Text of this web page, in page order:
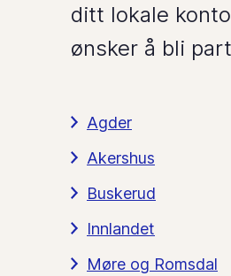
ditt lokale
ønsker å bli
Agder
Akershus
Buskerud
Innlandet
Møre og Romsdal